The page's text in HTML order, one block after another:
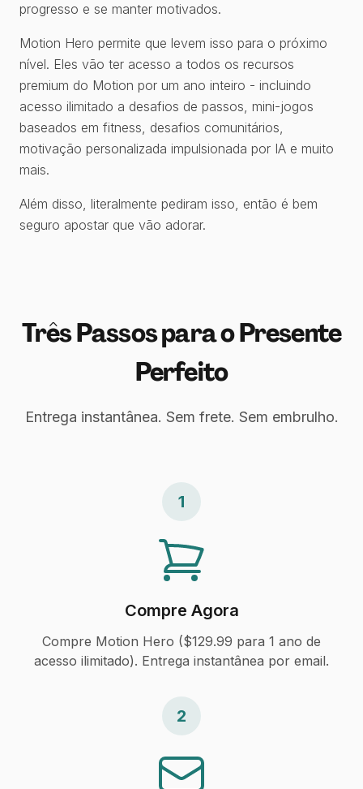
progresso e se manter motivados.
Motion Hero permite que levem isso para o próximo
nível. Eles vão ter acesso a todos os recursos
premium do Motion por um ano inteiro - incluindo
acesso ilimitado a desafios de passos, mini-jogos
baseados em fitness, desafios comunitários,
motivação personalizada impulsionada por IA e muito
mais.
Além disso, literalmente pediram isso, então é bem
seguro apostar que vão adorar.
Três Passos para o Presente
Perfeito
Entrega instantânea. Sem frete. Sem embrulho.
1
Compre Agora
Compre Motion Hero ($129.99 para 1 ano de
acesso ilimitado). Entrega instantânea por email.
2